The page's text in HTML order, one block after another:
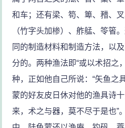
和车；还有梁、笱、箄、矠、
（竹字头加椮）、舴艋、笭箵
同的制造材料和制造方法，以
分的。两种渔法即“或以术招之
种，正如他自己所说：“矢鱼之
蒙的好友皮日休对他的渔具诗
来，术之与器，莫不尽于是也”